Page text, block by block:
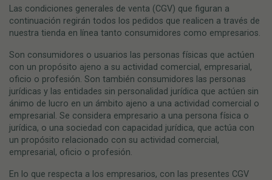
Las condiciones generales de venta (CGV) que figuran a
continuación regirán todos los pedidos que realicen a través de
nuestra tienda en línea tanto consumidores como empresarios.
Son consumidores o usuarios las personas físicas que actúen
con un propósito ajeno a su actividad comercial, empresarial,
oficio o profesión. Son también consumidores las personas
jurídicas y las entidades sin personalidad jurídica que actúen sin
ánimo de lucro en un ámbito ajeno a una actividad comercial o
empresarial. Se considera empresario a una persona física o
jurídica, o una sociedad con capacidad jurídica, que actúa con
un propósito relacionado con su actividad comercial,
empresarial, oficio o profesión.
En lo que respecta a los empresarios, con las presentes CGV